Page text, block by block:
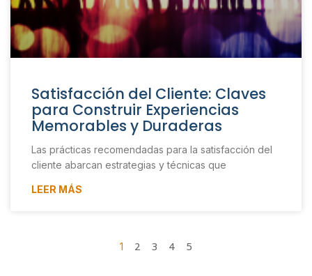
Satisfacción del Cliente: Claves
para Construir Experiencias
Memorables y Duraderas
Las prácticas recomendadas para la satisfacción del
cliente abarcan estrategias y técnicas que
LEER MÁS
1 2 3 4 5